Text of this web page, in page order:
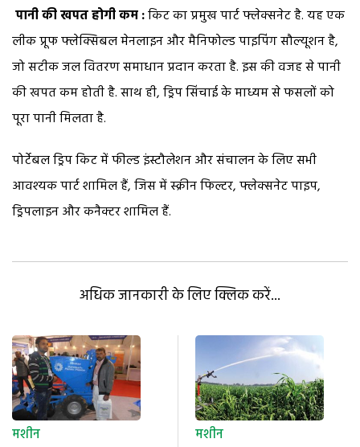
पानी की खपत होगी कम :किट का प्रमुख पार्ट फ्लेक्सनेट है. यह एक
लीक प्रूफ फ्लेक्सिबल मेनलाइन और मैनिफोल्ड पाइपिंग सौल्यूशन है,
जो सटीक जल वितरण समाधान प्रदान करता है. इस की वजह से पानी
की खपत कम होती है. साथ ही, ड्रिप सिंचाई के माध्यम से फसलों को
पूरा पानी मिलता है.
पोर्टेबल ड्रिप किट में फील्ड इंस्टौलेशन और संचालन के लिए सभी
आवश्यक पार्ट शामिल हैं, जिस में स्क्रीन फिल्टर, फ्लेक्सनेट पाइप,
ड्रिपलाइन और कनैक्टर शामिल हैं.
अधिक जानकारी के लिए क्लिक करें...
मशीन
मशीन